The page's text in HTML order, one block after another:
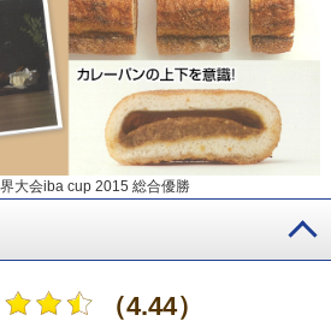
⼤会iba cup 2015 総合優勝
（4.44）